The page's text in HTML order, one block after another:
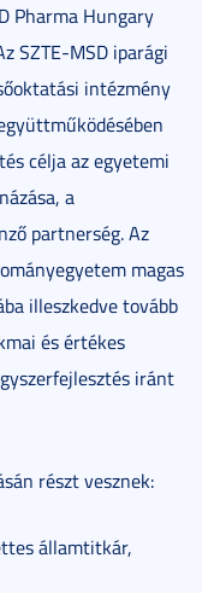
Pharma Hungary
SZTE-MSD iparági
intézmény
célja az egyetemi
a
partnerség. Az
magas
illeszkedve tovább
és értékes
iránt
részt vesznek:
államtitkár,